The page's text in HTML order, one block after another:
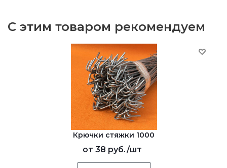
С этим товаром рекомендуем
Крючки стяжки 1000
от 38 руб./шт